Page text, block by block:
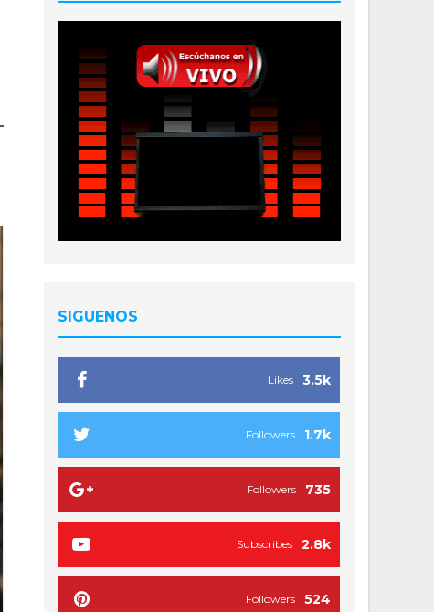
SIGUENOS
3.5k
Likes
1.7k
Followers
735
Followers
2.8k
Subscribes
524
Followers